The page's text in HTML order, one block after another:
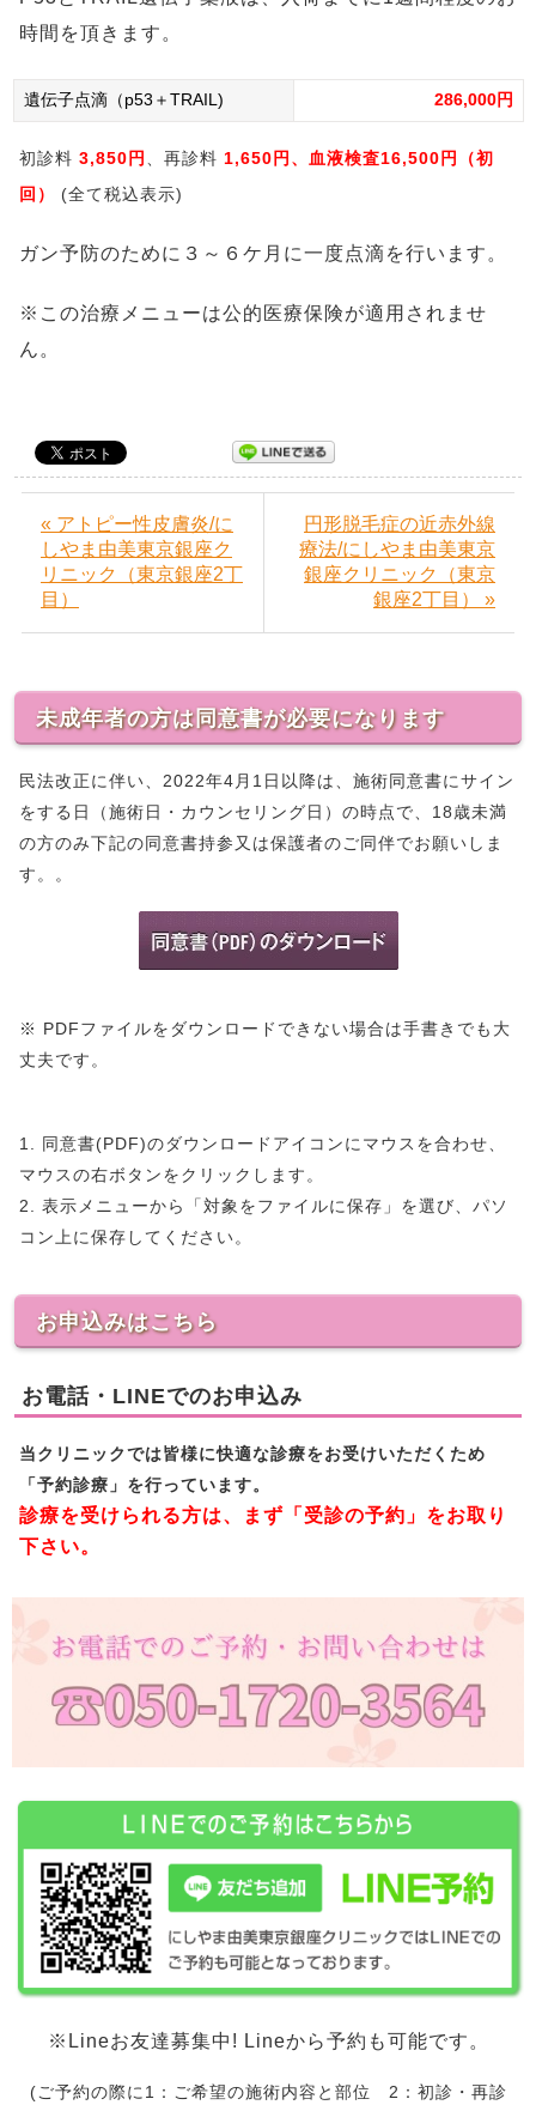
時間を頂きます。
遺伝子点滴（p53＋TRAIL) 286,000円
初診料 3,850円 、再診料 1,650円、血液検査16,500円（初
回）
(全て税込表示)
ガン予防のために３～６ケ月に一度点滴を行います。
※この治療メニューは公的医療保険が適用されませ
ん。
« アトピー性皮膚炎/に
しやま由美東京銀座ク
リニック（東京銀座2丁
目）
円形脱毛症の近赤外線
療法/にしやま由美東京
銀座クリニック（東京
銀座2丁目） »
未成年者の方は同意書が必要になります
民法改正に伴い、2022年4月1日以降は、施術同意書にサイン
をする日（施術日・カウンセリング日）の時点で、18歳未満
の方のみ下記の同意書持参又は保護者のご同伴でお願いしま
す。。
※ PDFファイルをダウンロードできない場合は手書きでも大
丈夫です。
1. 同意書(PDF)のダウンロードアイコンにマウスを合わせ、
マウスの右ボタンをクリックします。
2. 表示メニューから「対象をファイルに保存」を選び、パソ
コン上に保存してください。
お申込みはこちら
お電話・LINEでのお申込み
当クリニックでは皆様に快適な診療をお受けいただくため
「予約診療」を行っています。
診療を受けられる方は、まず「受診の予約」をお取り
下さい。
※Lineお友達募集中! Lineから予約も可能です。
(ご予約の際に1：ご希望の施術内容と部位 2：初診・再診